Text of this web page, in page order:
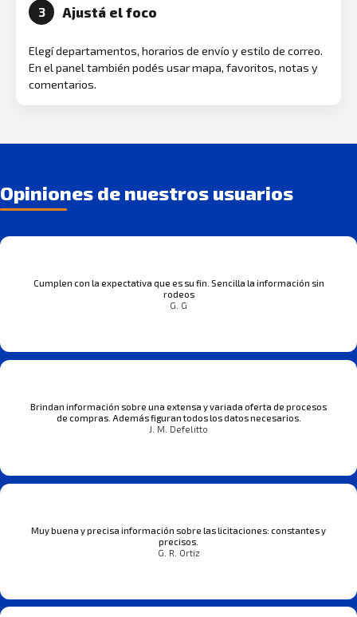
3 Ajustá el foco
Elegí departamentos, horarios de envío y estilo de correo.
En el panel también podés usar mapa, favoritos, notas y
comentarios.
Opiniones de nuestros usuarios
Cumplen con la expectativa que es su fin. Sencilla la información sin
rodeos
G. G
Brindan información sobre una extensa y variada oferta de procesos
de compras. Además figuran todos los datos necesarios.
J. M. Defelitto
Muy buena y precisa información sobre las licitaciones: constantes y
precisos.
G. R. Ortiz